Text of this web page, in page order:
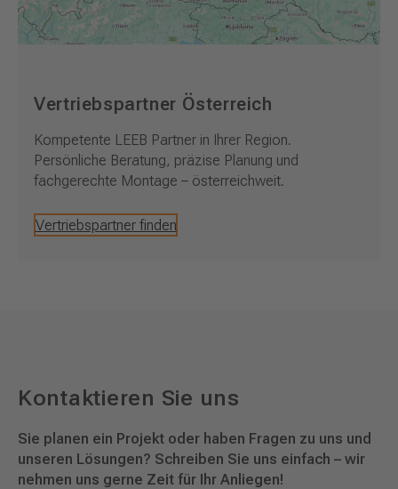
Vertriebspartner Österreich
Kompetente LEEB Partner in Ihrer Region.
Persönliche Beratung, präzise Planung und
fachgerechte Montage – österreichweit.
Vertriebspartner finden
Kontaktieren Sie uns
Sie planen ein Projekt oder haben Fragen zu uns und
unseren Lösungen? Schreiben Sie uns einfach – wir
nehmen uns gerne Zeit für Ihr Anliegen!